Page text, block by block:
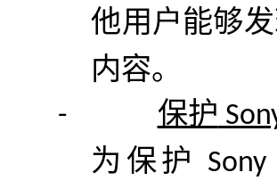
他用户能够
内容。
- 保护
为保护 Sony